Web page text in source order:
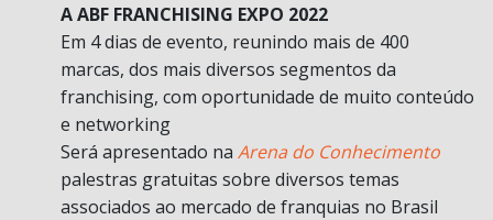
A ABF FRANCHISING EXPO 2022
Em 4 dias de evento, reunindo mais de 400
marcas, dos mais diversos segmentos da
franchising, com oportunidade de muito conteúdo
e networking
Será apresentado na Arena do Conhecimento
palestras gratuitas sobre diversos temas
associados ao mercado de franquias no Brasil